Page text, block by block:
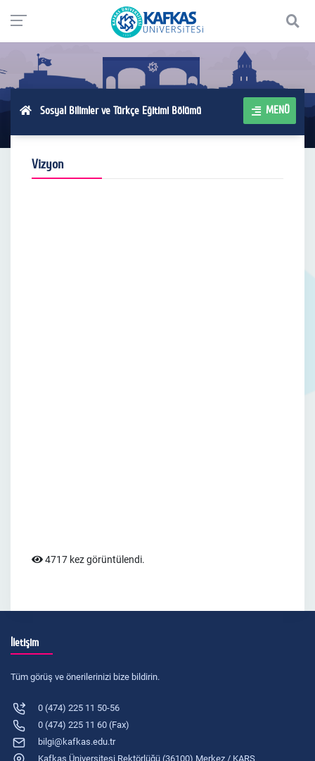
Sosyal Bilimler ve Türkçe Eğitimi Bölümü MENÜ
Vizyon
4717 kez görüntülendi.
İletişim
Tüm görüş ve önerilerinizi bize bildirin.
0 (474) 225 11 50-56
0 (474) 225 11 60 (Fax)
bilgi@kafkas.edu.tr
Kafkas Üniversitesi Rektörlüğü (36100) Merkez / KARS